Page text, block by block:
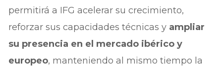
permitirá a IFG acelerar su crecimiento,
reforzar sus capacidades técnicas y ampliar
su presencia en el mercado ibérico y
europeo, manteniendo al mismo tiempo la